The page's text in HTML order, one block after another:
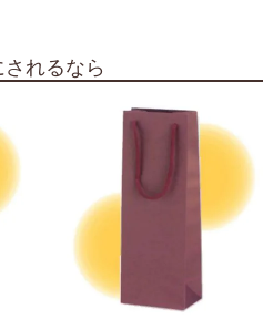
れるなら